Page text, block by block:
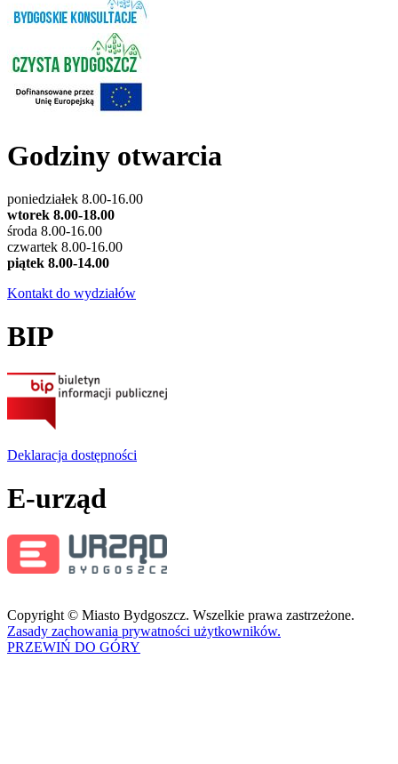
Godziny otwarcia
poniedziałek 8.00-16.00
wtorek 8.00-18.00
środa 8.00-16.00
czwartek 8.00-16.00
piątek 8.00-14.00
Kontakt do wydziałów
BIP
Deklaracja dostępności
E-urząd
Copyright © Miasto Bydgoszcz. Wszelkie prawa zastrzeżone.
Zasady zachowania prywatności użytkowników.
PRZEWIŃ DO GÓRY